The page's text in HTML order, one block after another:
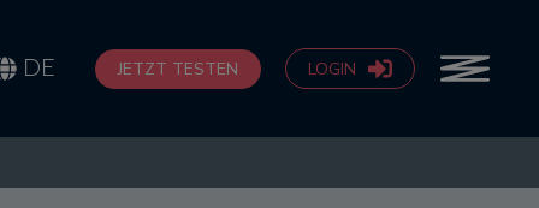
DE JETZT TESTEN LOGIN